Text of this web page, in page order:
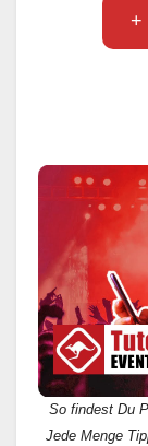
+
So findest Du
Jede Menge